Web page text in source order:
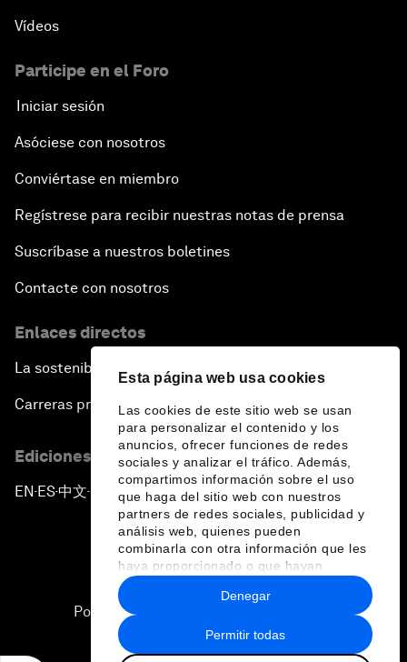
Esta página web usa cookies
Las cookies de este sitio web se usan
para personalizar el contenido y los
anuncios, ofrecer funciones de redes
sociales y analizar el tráfico. Además,
compartimos información sobre el uso
que haga del sitio web con nuestros
partners de redes sociales, publicidad y
análisis web, quienes pueden
combinarla con otra información que les
haya proporcionado o que hayan
recopilado a partir del uso que haya
hecho de sus servicios.
Permitir todas
Denegar
Vídeos
Participe en el Foro
Iniciar sesión
Asóciese con nosotros
Conviértase en miembro
Regístrese para recibir nuestras notas de prensa
Suscríbase a nuestros boletines
Contacte con nosotros
Enlaces directos
La sostenibilidad en el Foro
Carreras profesionales
Ediciones en otros idiomas
EN ▪ES▪中文▪ 日本語
Política de privacidad y normas de uso
Sitemap